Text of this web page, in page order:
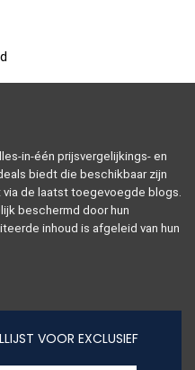
in-één prijsvergelijkings- en
biedt die beschikbaar zijn
de laatst toegevoegde blogs.
beschermd door hun
inhoud is afgeleid van hun
VOOR EXCLUSIEF